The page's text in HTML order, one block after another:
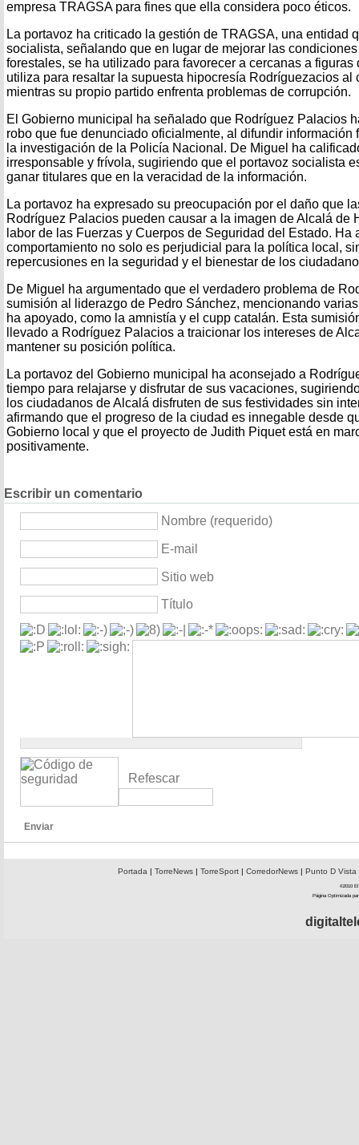
empresa TRAGSA para fines que ella considera poco éticos.
La portavoz ha criticado la gestión de TRAGSA, una entidad
socialista, señalando que en lugar de mejorar las
forestales, se ha utilizado para favorecer a cercanas a
utiliza para resaltar la supuesta hipocresía Rodríguezacios al
mientras su propio partido enfrenta problemas de corrupción.
El Gobierno municipal ha señalado que Rodríguez Palacios
robo que fue denunciado oficialmente, al difundir información
la investigación de la Policía Nacional. De Miguel ha
irresponsable y frívola, sugiriendo que el portavoz socialista
ganar titulares que en la veracidad de la información.
La portavoz ha expresado su preocupación por el daño que
Rodríguez Palacios pueden causar a la imagen de Alcalá de
labor de las Fuerzas y Cuerpos de Seguridad del Estado. Ha
comportamiento no solo es perjudicial para la política local,
repercusiones en la seguridad y el bienestar de los
De Miguel ha argumentado que el verdadero problema de
sumisión al liderazgo de Pedro Sánchez, mencionando
ha apoyado, como la amnistía y el cupp catalán. Esta
llevado a Rodríguez Palacios a traicionar los intereses de
mantener su posición política.
La portavoz del Gobierno municipal ha aconsejado a
tiempo para relajarse y disfrutar de sus vacaciones,
los ciudadanos de Alcalá disfruten de sus festividades sin
afirmando que el progreso de la ciudad es innegable desde
Gobierno local y que el proyecto de Judith Piquet está en
positivamente.
Escribir un comentario
Nombre (requerido)
E-mail
Sitio web
Título
Refescar
Enviar
Portada| TorreNews| TorreSport| CorredorNews| Punto D Vista
©2010 El
Página Optimizada